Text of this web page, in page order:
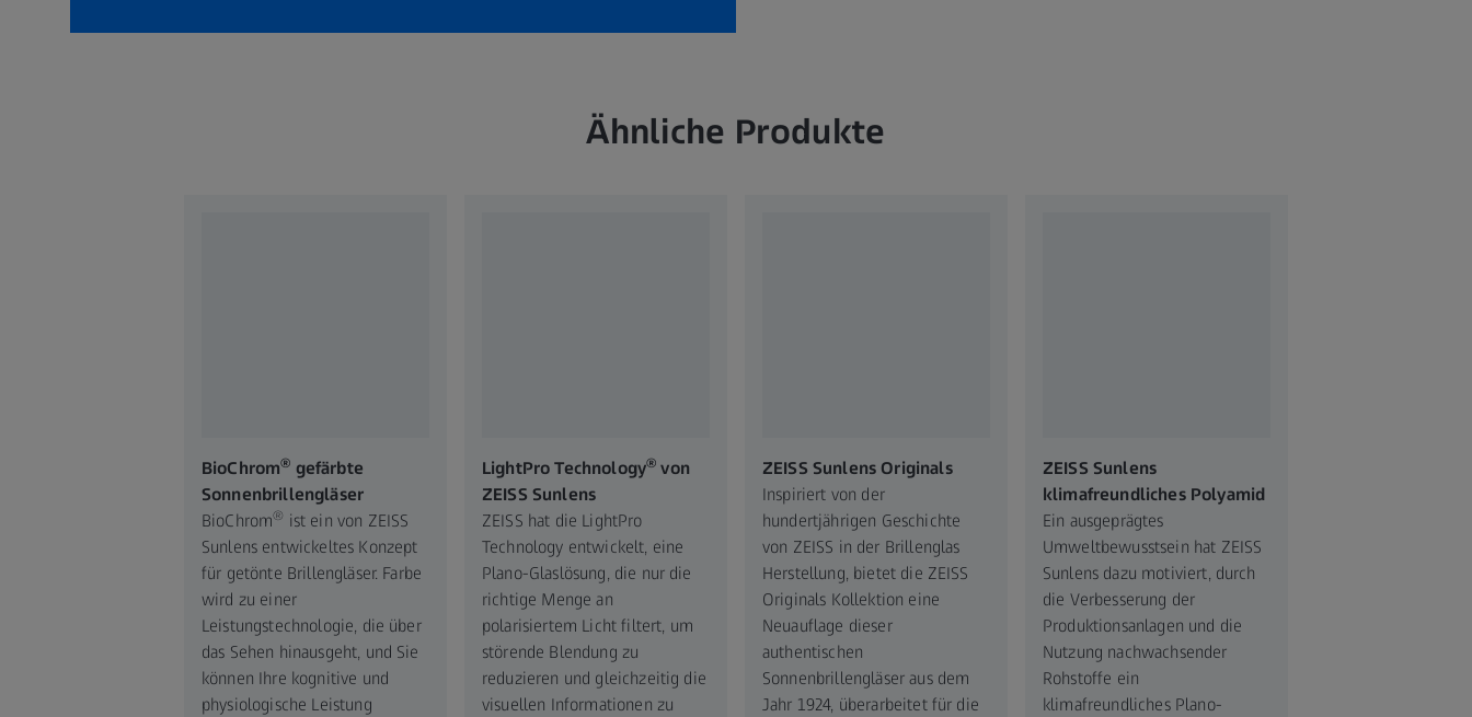
Ähnliche Produkte
BioChrom® gefärbte
Sonnenbrillengläser
BioChrom® ist ein von ZEISS
Sunlens entwickeltes Konzept
für getönte Brillengläser. Farbe
wird zu einer
Leistungstechnologie, die über
das Sehen hinausgeht, und Sie
können Ihre kognitive und
physiologische Leistung
LightPro Technology® von
ZEISS Sunlens
ZEISS hat die LightPro
Technology entwickelt, eine
Plano-Glaslösung, die nur die
richtige Menge an
polarisiertem Licht filtert, um
störende Blendung zu
reduzieren und gleichzeitig die
visuellen Informationen zu
ZEISS Sunlens Originals
Inspiriert von der
hundertjährigen Geschichte
von ZEISS in der Brillenglas
Herstellung, bietet die ZEISS
Originals Kollektion eine
Neuauflage dieser
authentischen
Sonnenbrillengläser aus dem
Jahr 1924, überarbeitet für die
ZEISS Sunlens
klimafreundliches Polyamid
Ein ausgeprägtes
Umweltbewusstsein hat ZEISS
Sunlens dazu motiviert, durch
die Verbesserung der
Produktionsanlagen und die
Nutzung nachwachsender
Rohstoffe ein
klimafreundliches Plano-